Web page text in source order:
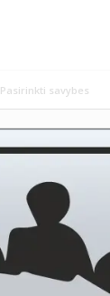
Pasirinkti savybes